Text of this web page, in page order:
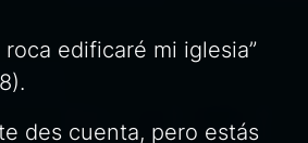
roca edificaré mi iglesia”
des cuenta, pero estás